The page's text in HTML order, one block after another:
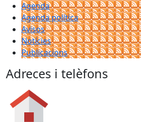
Agenda
Agenda política
Avisos
Notícies
Publicacions
Adreces i telèfons